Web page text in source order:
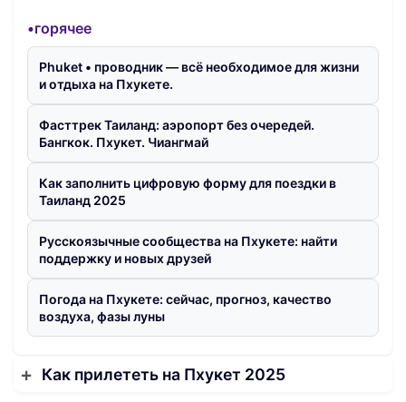
•горячее
Phuket • проводник — всё необходимое для жизни
и отдыха на Пхукете.
Фасттрек Таиланд: аэропорт без очередей.
Бангкок. Пхукет. Чиангмай
Как заполнить цифровую форму для поездки в
Таиланд 2025
Русскоязычные сообщества на Пхукете: найти
поддержку и новых друзей
Погода на Пхукете: сейчас, прогноз, качество
воздуха, фазы луны
Как прилететь на Пхукет 2025